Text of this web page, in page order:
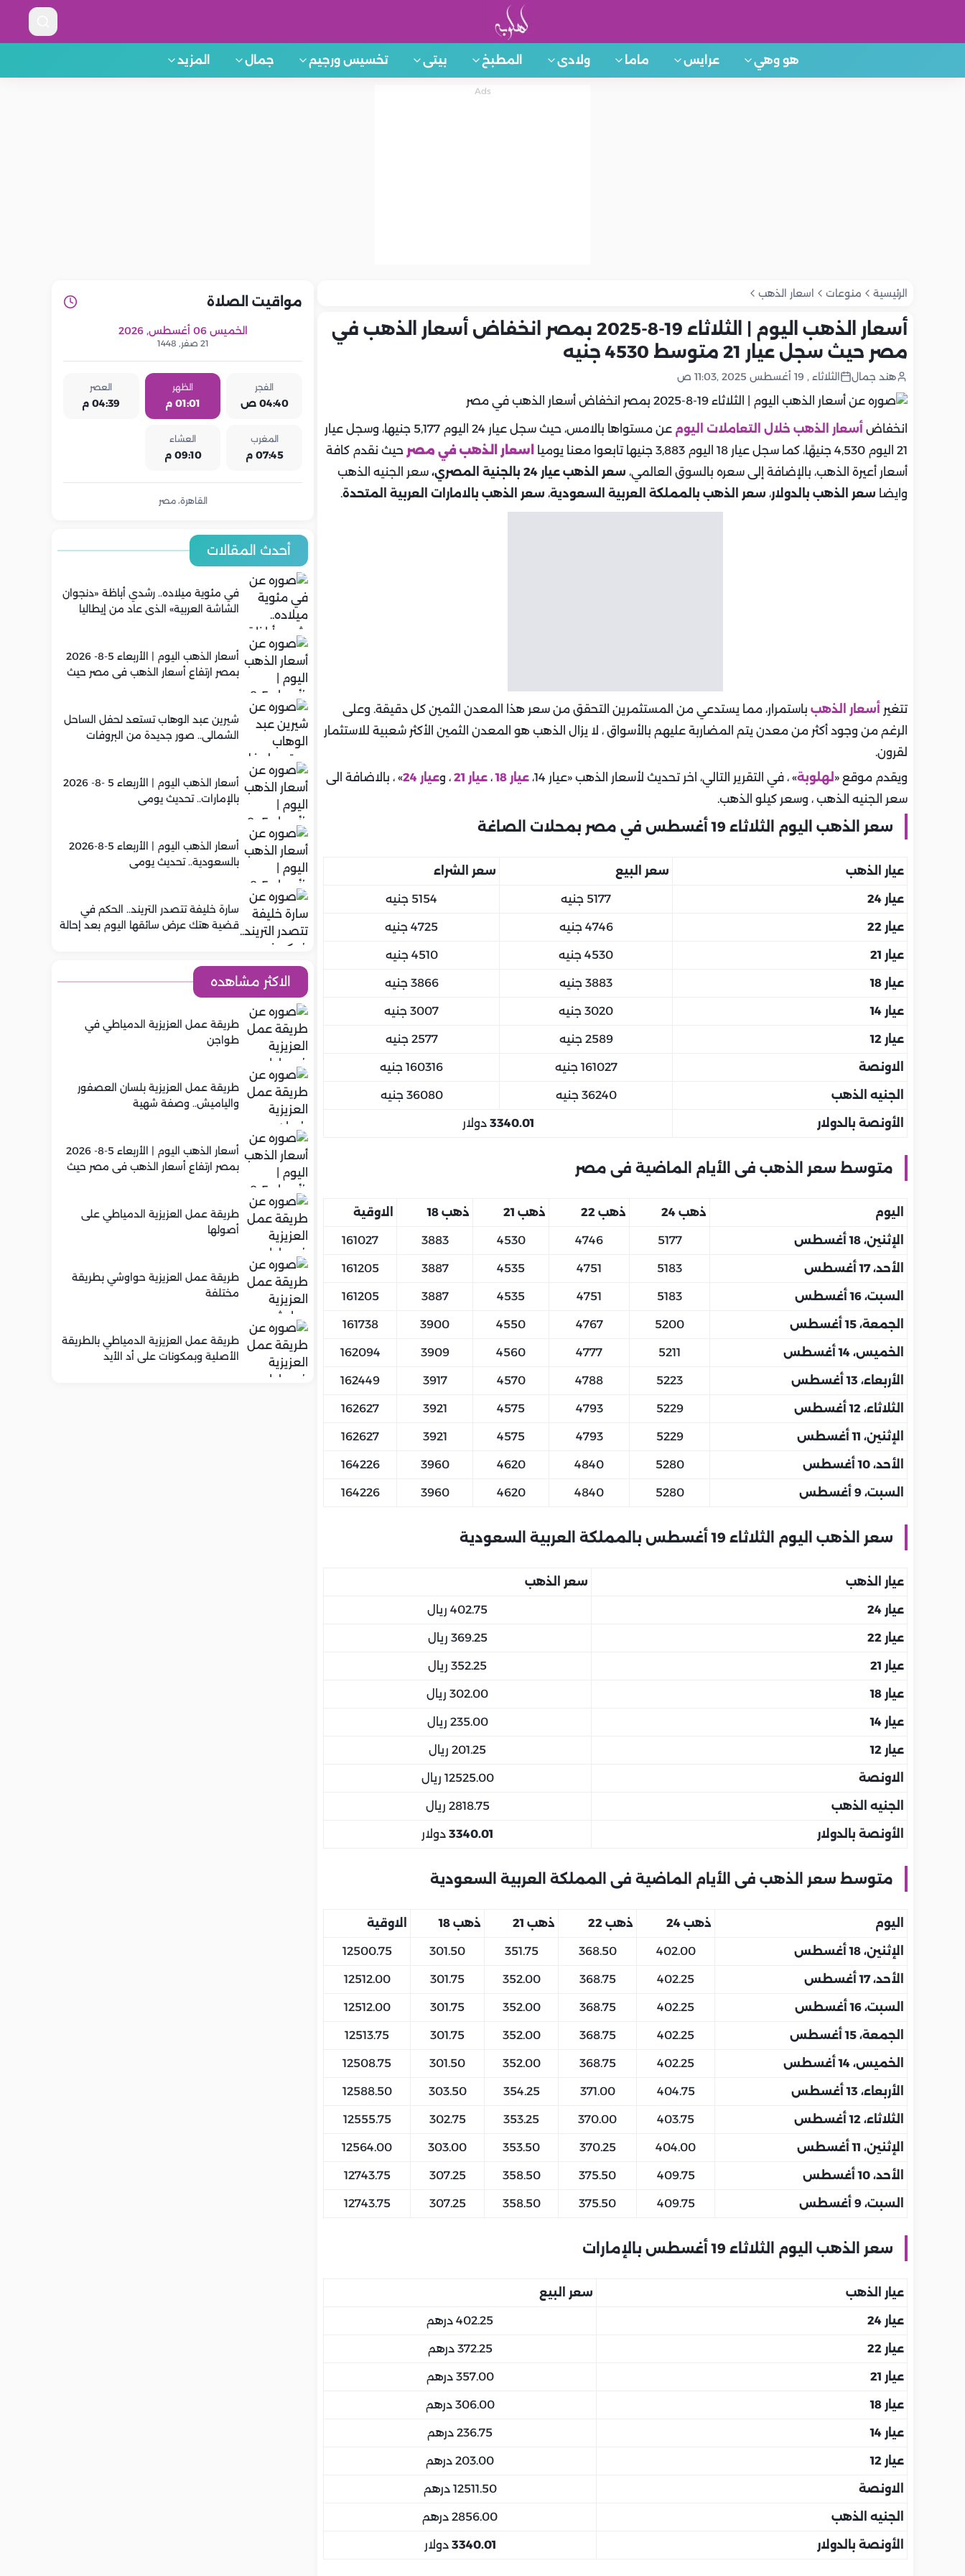
هو وهي عرايس ماما ولادى المطبخ بيتى تخسيس ورجيم جمال المزيد
الرئيسية منوعات اسعار الذهب
أسعار الذهب اليوم | الثلاثاء 19-8-2025 بمصر انخفاض أسعار الذهب في
مصر حيث سجل عيار 21 متوسط 4530 جنيه
هند جمال الثلاثاء , 19 أغسطس 2025 ,11:03 ص
انخفاض أسعار الذهب خلال التعاملات اليوم
عن مستواها بالامس، حيث سجل عيار 24 اليوم 5,177 جنيها، وسجل عيار
21 اليوم 4,530 جنيهًا، كما سجل عيار 18 اليوم 3,883 جنيها تابعوا معنا يوميا
اسعار الذهب في مصر حيث نقدم كافة
أسعار أعيرة الذهب، بالإضافة إلى سعره بالسوق العالمي، سعر الذهب عيار 24 بالجنية المصري،
سعر الجنيه الذهب
وايضا سعر الذهب بالدولار، سعر الذهب بالمملكة العربية السعودية، سعر الذهب بالامارات العربية المتحدة.
تتغير أسعار الذهب باستمرار، مما يستدعي من المستثمرين التحقق من سعر هذا المعدن الثمين كل دقيقة. وعلى
الرغم من وجود أكثر من معدن يتم المضاربة عليهم بالأسواق ، لا يزال الذهب هو المعدن الثمين الأكثر شعبية للاستثمار
لقرون.
ويقدم موقع « لهلوبة» ، في التقرير التالي، اخر تحديث لأسعار الذهب «عيار 14، عيار 18 ، عيار 21 ، وعيار 24
» ، بالاضافة الى
سعر الجنيه الذهب ، وسعر كيلو الذهب.
سعر الذهب اليوم الثلاثاء 19 أغسطس في مصر بمحلات الصاغة
عيار الذهب سعر البيع سعر الشراء
عيار 24 5177 جنيه 5154 جنيه
عيار 22 4746 جنيه 4725 جنيه
عيار 21 4530 جنيه 4510 جنيه
عيار 18 3883 جنيه 3866 جنيه
عيار 14 3020 جنيه 3007 جنيه
عيار 12 2589 جنيه 2577 جنيه
الاونصة 161027 جنيه 160316 جنيه
الجنيه الذهب 36240 جنيه 36080 جنيه
الأونصة بالدولار 3340.01 دولار
متوسط سعر الذهب فى الأيام الماضية فى مصر
اليوم ذهب 24 ذهب 22 ذهب 21 ذهب 18 الاوقية
الإثنين، 18 أغسطس 5177
4746
4530
3883
161027
الأحد، 17 أغسطس 5183
4751
4535
3887
161205
السبت، 16 أغسطس 5183
4751
4535
3887
161205
الجمعة، 15 أغسطس 5200
4767
4550
3900
161738
الخميس، 14 أغسطس 5211
4777
4560
3909
162094
الأربعاء، 13 أغسطس 5223
4788
4570
3917
162449
الثلاثاء، 12 أغسطس 5229
4793
4575
3921
162627
الإثنين، 11 أغسطس 5229
4793
4575
3921
162627
الأحد، 10 أغسطس 5280
4840
4620
3960
164226
السبت، 9 أغسطس 5280
4840
4620
3960
164226
سعر الذهب اليوم الثلاثاء 19 أغسطس بالمملكة العربية السعودية
عيار الذهب سعر الذهب
عيار 24 402.75 ريال
عيار 22 369.25 ريال
عيار 21 352.25 ريال
عيار 18 302.00 ريال
عيار 14 235.00 ريال
عيار 12 201.25 ريال
الاونصة 12525.00 ريال
الجنيه الذهب 2818.75 ريال
الأونصة بالدولار 3340.01 دولار
متوسط سعر الذهب فى الأيام الماضية فى المملكة العربية السعودية
اليوم ذهب 24 ذهب 22 ذهب 21 ذهب 18 الاوقية
الإثنين، 18 أغسطس 402.00
368.50
351.75
301.50
12500.75
الأحد، 17 أغسطس 402.25
368.75
352.00
301.75
12512.00
السبت، 16 أغسطس 402.25
368.75
352.00
301.75
12512.00
الجمعة، 15 أغسطس 402.25
368.75
352.00
301.75
12513.75
الخميس، 14 أغسطس 402.25
368.75
352.00
301.50
12508.75
الأربعاء، 13 أغسطس 404.75
371.00
354.25
303.50
12588.50
الثلاثاء، 12 أغسطس 403.75
370.00
353.25
302.75
12555.75
الإثنين، 11 أغسطس 404.00
370.25
353.50
303.00
12564.00
الأحد، 10 أغسطس 409.75
375.50
358.50
307.25
12743.75
السبت، 9 أغسطس 409.75
375.50
358.50
307.25
12743.75
سعر الذهب اليوم الثلاثاء 19 أغسطس بالإمارات
عيار الذهب سعر البيع
عيار 24 402.25 درهم
عيار 22 372.25 درهم
عيار 21 357.00 درهم
عيار 18 306.00 درهم
عيار 14 236.75 درهم
عيار 12 203.00 درهم
الاونصة 12511.50 درهم
الجنيه الذهب 2856.00 درهم
الأونصة بالدولار 3340.01 دولار
مواقيت الصلاة
الخميس 06 أغسطس, 2026
21 صفر, 1448
الفجر
04:40 ص
الظهر
01:01 م
العصر
04:39 م
المغرب
07:45 م
العشاء
09:10 م
القاهرة، مصر
أحدث المقالات
في مئوية ميلاده.. رشدي أباظة «دنجوان
الشاشة العربية» الذي عاد من إيطاليا
أسعار الذهب اليوم | الأربعاء 5-8- 2026
بمصر ارتفاع أسعار الذهب في مصر حيث
شيرين عبد الوهاب تستعد لحفل الساحل
الشمالي.. صور جديدة من البروفات
أسعار الذهب اليوم | الأربعاء 5 -8- 2026
بالإمارات.. تحديث يومي
أسعار الذهب اليوم | الأربعاء 5-8-2026
بالسعودية.. تحديث يومي
سارة خليفة تتصدر التريند.. الحكم في
قضية هتك عرض سائقها اليوم بعد إحالة
الاكثر مشاهده
طريقة عمل العزيزية الدمياطي في
طواجن
طريقة عمل العزيزية بلسان العصفور
والياميش.. وصفة شهية
أسعار الذهب اليوم | الأربعاء 5-8- 2026
بمصر ارتفاع أسعار الذهب في مصر حيث
طريقة عمل العزيزية الدمياطي على
أصولها
طريقة عمل العزيزية حواوشي بطريقة
مختلفة
طريقة عمل العزيزية الدمياطي بالطريقة
الأصلية وبمكونات على أد الأيد